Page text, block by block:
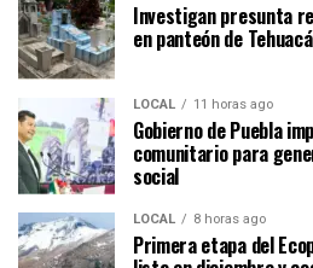
Investigan presunta
en panteón de
LOCAL 11 horas ago
Gobierno de Puebla
comunitario para
social
LOCAL 8 horas ago
Primera etapa del